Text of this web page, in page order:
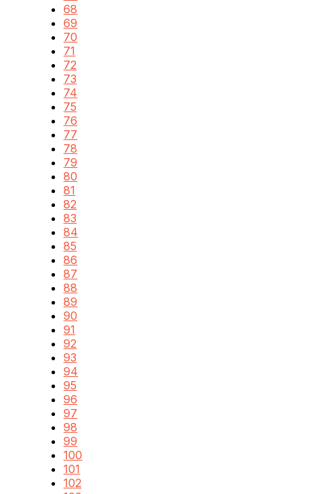
68
69
70
71
72
73
74
75
76
77
78
79
80
81
82
83
84
85
86
87
88
89
90
91
92
93
94
95
96
97
98
99
100
101
102